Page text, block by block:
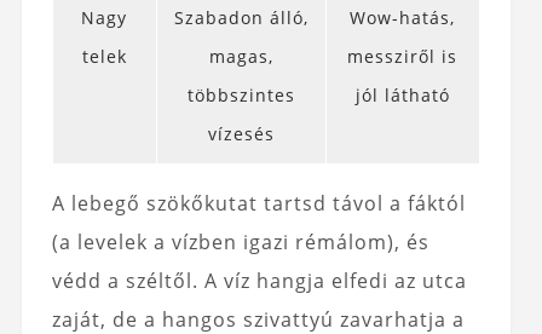
Nagy
telek
Szabadon álló,
magas,
többszintes
vízesés
Wow-hatás,
messziről is
jól látható
A lebegő szökőkutat tartsd távol a fáktól
(a levelek a vízben igazi rémálom), és
védd a széltől. A víz hangja elfedi az utca
zaját, de a hangos szivattyú zavarhatja a